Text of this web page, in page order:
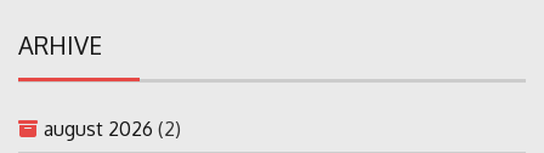
ARHIVE
august 2026 (2)